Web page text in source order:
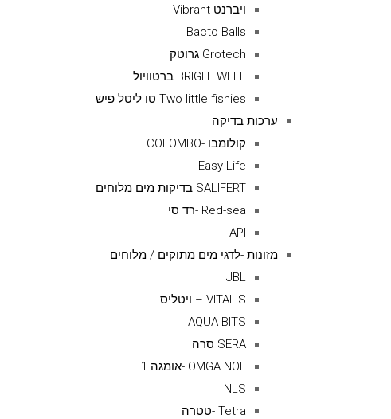
ויברנט Vibrant
Bacto Balls
Grotech גרוטק
BRIGHTWELL ברטוויול
Two little fishies טו ליטל פיש
ערכות בדיקה
קולומבו -COLOMBO
Easy Life
SALIFERT בדיקות מים מלוחים
Red-sea -רד סי
API
מזונות -לדגי מים מתוקים / מלוחים
JBL
VITALIS – ויטליס
AQUA BITS
SERA סרה
OMGA NOE -אומגה 1
NLS
Tetra -טטרה